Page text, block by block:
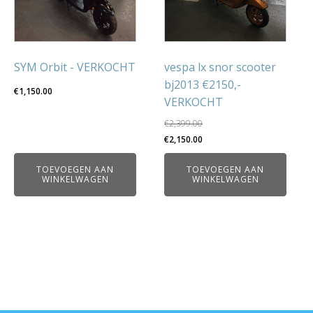
SYM Orbit - VERKOCHT
€1,150.00
TOEVOEGEN AAN
WINKELWAGEN
vespa lx snor scooter
bj2013 €2150,-
VERKOCHT
€2,399.00
Oorspronkelijke
prijs
€2,150.00
prijs
is:
TOEVOEGEN AAN
WINKELWAGEN